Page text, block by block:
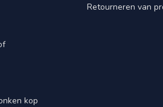
kop
Retourneren van